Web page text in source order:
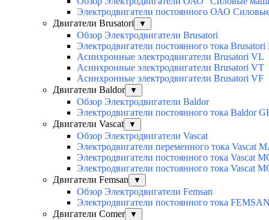
Электродвигатели постоянного ОАО
Двигатели Brusatori
▼
Обзор Электродвигатели Brusatori
Электродвигатели постоянного тока
Асинхронные электродвигатели Brusatori VL
Асинхронные электродвигатели Brusatori VT
Асинхронные электродвигатели Brusatori VF
Двигатели Baldor
▼
Обзор Электродвигатели Baldor
Электродвигатели постоянного тока Baldor
Двигатели Vascat
▼
Обзор Электродвигатели Vascat
Электродвигатели переменного тока Vascat
Электродвигатели постоянного тока Vascat
Электродвигатели постоянного тока Vascat
Двигатели Femsan
▼
Обзор Электродвигатели Femsan
Электродвигатели постоянного тока
Двигатели Comer
▼